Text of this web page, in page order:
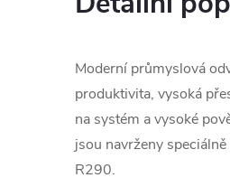
Moderní průmyslová
produktivita, vysoká
na systém a vysoké
jsou navrženy
R290.